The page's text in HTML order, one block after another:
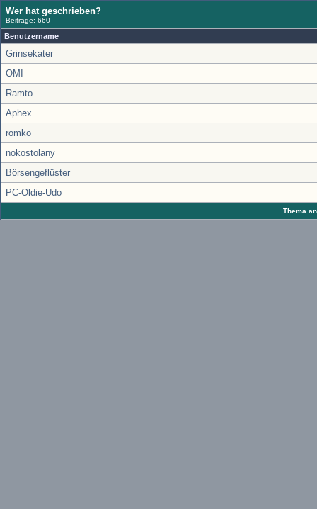
Wer hat geschrieben?
Beiträge: 660
Benutzername
Grinsekater
OMI
Ramto
Aphex
romko
nokostolany
Börsengeflüster
PC-Oldie-Udo
Thema